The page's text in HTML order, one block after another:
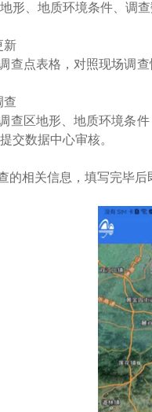
形、地质环境条件、调
新
点表格，对照现场调查
区地形、地质环境条件
交数据中心审核。
相关信息，填写完毕后